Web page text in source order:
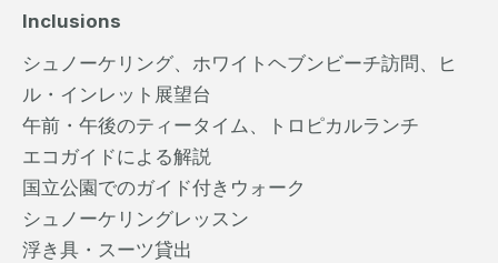
Inclusions
シュノーケリング、ホワイトヘブンビーチ訪問、ヒ
ル・インレット展望台
午前・午後のティータイム、トロピカルランチ
エコガイドによる解説
国立公園でのガイド付きウォーク
シュノーケリングレッスン
浮き具・スーツ貸出